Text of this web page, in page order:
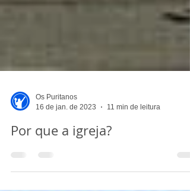
Os Puritanos
16 de jan. de 2023
11 min de leitura